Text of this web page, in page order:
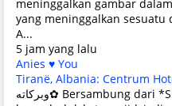
meninggalkan gambar
yang meninggalkan
A...
5 jam yang lalu
Anies ♥ You
Tiranë, Albania: Centrum
وبركاته✿ Bersambung dari *SINI*. dek kerana terasa sangat